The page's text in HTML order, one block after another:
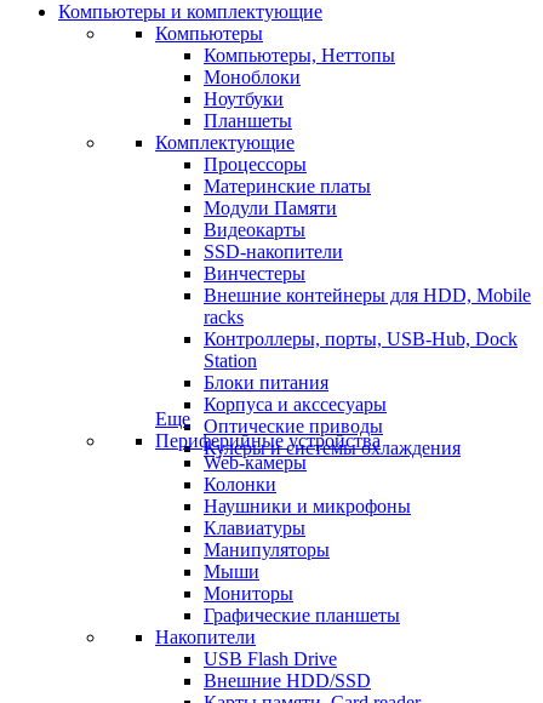
Компьютеры и комплектующие
Компьютеры
Компьютеры, Неттопы
Моноблоки
Ноутбуки
Планшеты
Комплектующие
Процессоры
Материнские платы
Модули Памяти
Видеокарты
SSD-накопители
Винчестеры
Внешние контейнеры для HDD, Mobile
racks
Контроллеры, порты, USB-Hub, Dock
Station
Блоки питания
Корпуса и акссесуары
Оптические приводы
Кулеры и системы охлаждения
Еще
Периферийные устройства
Web-камеры
Колонки
Наушники и микрофоны
Клавиатуры
Манипуляторы
Мыши
Мониторы
Графические планшеты
Накопители
USB Flash Drive
Внешние HDD/SSD